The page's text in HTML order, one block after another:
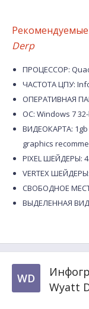
Derp
ПРОЦЕССОР:
ЧАСТОТА ЦПУ:
ОПЕРАТИВНАЯ
ОС: Windows 7
ВИДЕОКАРТА: 1gb
graphics
PIXEL ШЕЙДЕРЫ:
VERTEX
СВОБОДНОЕ
ВЫДЕЛЕННАЯ
WD
Wyatt